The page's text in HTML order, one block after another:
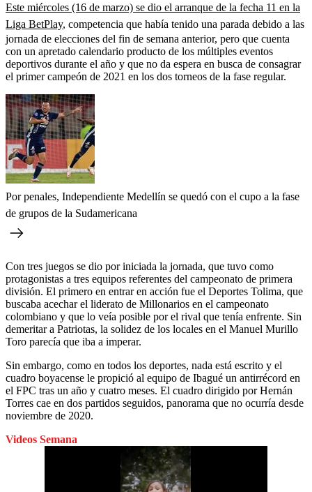
Este miércoles (16 de marzo) se dio el arranque de la fecha 11 en la
Liga BetPlay, competencia que había tenido una parada debido a las
jornada de elecciones del fin de semana anterior, pero que cuenta
con un apretado calendario producto de los múltiples eventos
deportivos durante el año y que no da espera en busca de consagrar
el primer campeón de 2021 en los dos torneos de la fase regular.
Por penales, Independiente Medellín se quedó con el cupo a la fase
de grupos de la Sudamericana
Con tres juegos se dio por iniciada la jornada, que tuvo como
protagonistas a tres equipos referentes del campeonato de primera
división. El primero en entrar en acción fue el Deportes Tolima, que
buscaba acechar el liderato de Millonarios en el campeonato
colombiano y que lo veía posible por el rival que tenía enfrente. Sin
demeritar a Patriotas, la solidez de los locales en el Manuel Murillo
Toro parecía que iba a imperar.
Sin embargo, como en todos los deportes, nada está escrito y el
cuadro boyacense le propició al equipo de Ibagué un antirrécord en
el FPC tras un año y cuatro meses. El cuadro dirigido por Hernán
Torres cae en dos partidos seguidos, panorama que no ocurría desde
noviembre de 2020.
Videos Semana